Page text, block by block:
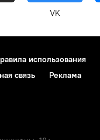
VK
использования
связь Реклама